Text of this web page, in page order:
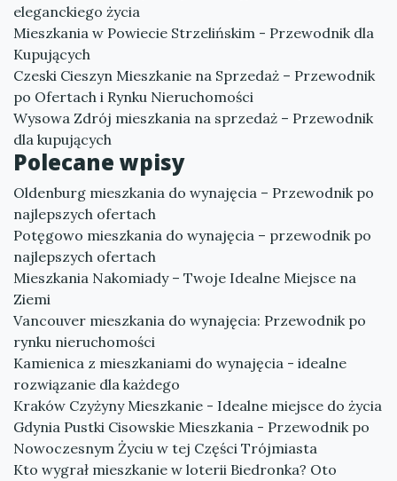
eleganckiego życia
Mieszkania w Powiecie Strzelińskim - Przewodnik dla
Kupujących
Czeski Cieszyn Mieszkanie na Sprzedaż – Przewodnik
po Ofertach i Rynku Nieruchomości
Wysowa Zdrój mieszkania na sprzedaż – Przewodnik
dla kupujących
Polecane wpisy
Oldenburg mieszkania do wynajęcia – Przewodnik po
najlepszych ofertach
Potęgowo mieszkania do wynajęcia – przewodnik po
najlepszych ofertach
Mieszkania Nakomiady – Twoje Idealne Miejsce na
Ziemi
Vancouver mieszkania do wynajęcia: Przewodnik po
rynku nieruchomości
Kamienica z mieszkaniami do wynajęcia - idealne
rozwiązanie dla każdego
Kraków Czyżyny Mieszkanie - Idealne miejsce do życia
Gdynia Pustki Cisowskie Mieszkania - Przewodnik po
Nowoczesnym Życiu w tej Części Trójmiasta
Kto wygrał mieszkanie w loterii Biedronka? Oto